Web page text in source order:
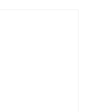
est important. Le
lorsque l’on
TWELVE
il est conseillé